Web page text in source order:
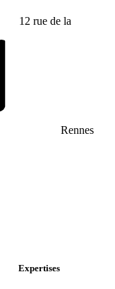
12 rue de la
Rennes
Expertises